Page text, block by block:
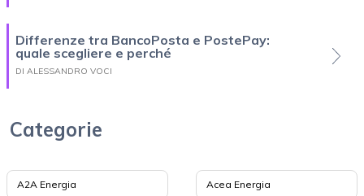
Differenze tra BancoPosta e PostePay:
quale scegliere e perché
DI ALESSANDRO VOCI
Categorie
A2A Energia Acea Energia